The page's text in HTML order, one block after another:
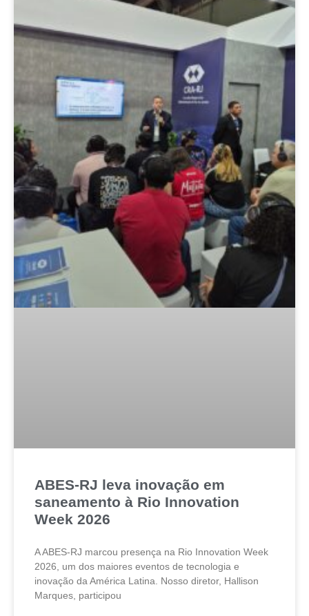
ABES-RJ leva inovação em
saneamento à Rio Innovation
Week 2026
A ABES-RJ marcou presença na Rio Innovation Week
2026, um dos maiores eventos de tecnologia e
inovação da América Latina. Nosso diretor, Hallison
Marques, participou